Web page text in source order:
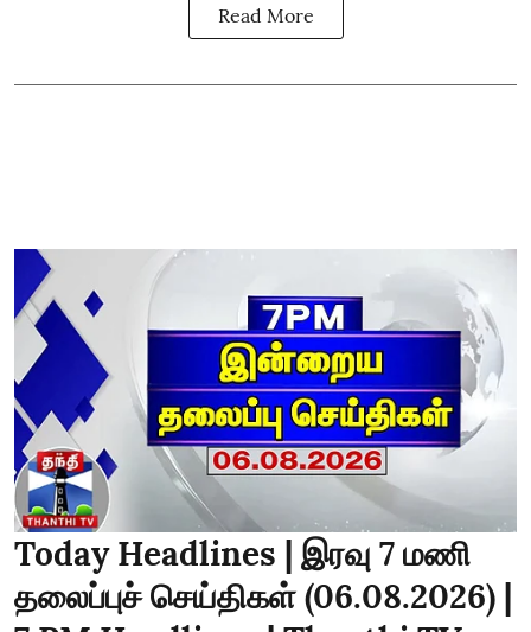
Read More
Today Headlines | இரவு 7 மணி
தலைப்புச் செய்திகள் (06.08.2026) |